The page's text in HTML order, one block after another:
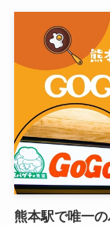
熊本駅で唯一